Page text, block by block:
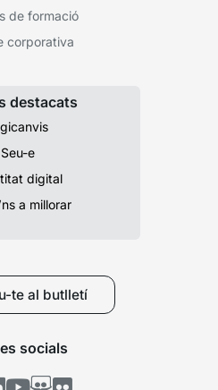
de formació
corporativa
destacats
Seu-e
digital
a millorar
te al butlletí
socials